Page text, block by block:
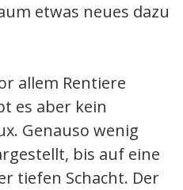
etwas neues dazu
allem Rentiere
es aber kein
Genauso wenig
bis auf eine
tiefen Schacht. Der